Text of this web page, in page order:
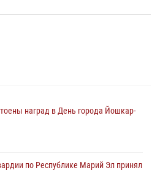
наград в День города Йошкар-
по Республике Марий Эл принял